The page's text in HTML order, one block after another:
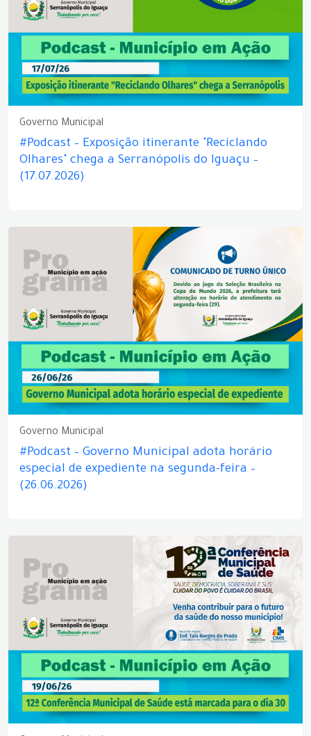
Governo Municipal
#Podcast – Exposição itinerante "Reciclando
Olhares" chega a Serranópolis do Iguaçu –
(17.07.2026)
Governo Municipal
#Podcast – Governo Municipal adota horário
especial de expediente na segunda-feira –
(26.06.2026)